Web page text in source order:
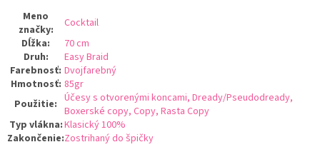
Meno
značky:
Cocktail
Dĺžka:
70 cm
Druh:
Easy Braid
Farebnosť: Dvojfarebný
Hmotnosť: 85gr
Použitie: Účesy s otvorenými koncami, Dready/Pseudodready,
Boxerské copy, Copy, Rasta Copy
Typ vlákna:Klasický 100%
Zakončenie:Zostrihaný do špičky